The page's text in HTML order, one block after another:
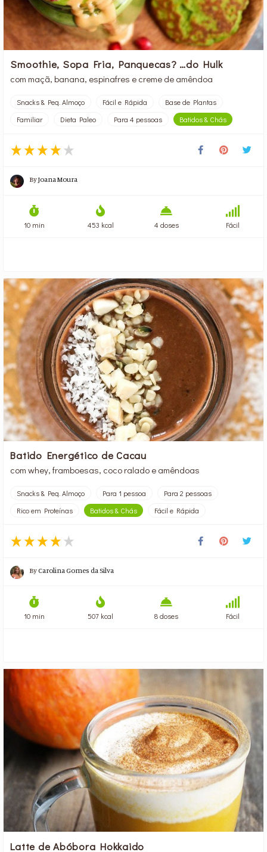
Smoothie, Sopa Fria, Panquecas? …do Hulk
com maçã, banana, espinafres e creme de amêndoa
Snacks & Peq. Almoço Fácil e Rápida
Base de Plantas
Familiar
Dieta Paleo Para 4 pessoas Batidos & Chás
ByJoana Moura
10 min 453 kcal 4 doses Fácil
Batido Energético de Cacau
com whey, framboesas, coco ralado e amêndoas
Snacks & Peq. Almoço Para 1 pessoa
Para 2 pessoas
Rico em Proteínas
Batidos & Chás Fácil e Rápida
ByCarolina Gomes da Silva
10 min 507 kcal 8 doses Fácil
Latte de Abóbora Hokkaido